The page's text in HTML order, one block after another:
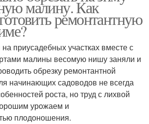
малину. Как
ремонтантную
приусадебных участках вместе с
малины весомую нишу заняли и
обрезку ремонтантной
начинающих садоводов не всегда
роста, но труд с лихвой
урожаем и
плодоношения.